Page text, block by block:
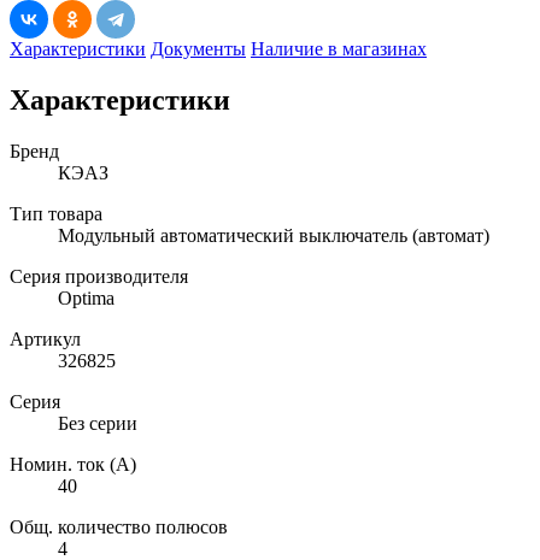
Характеристики Документы Наличие в магазинах
Характеристики
Бренд
КЭАЗ
Тип товара
Модульный автоматический выключатель (автомат)
Серия производителя
Optima
Артикул
326825
Серия
Без серии
Номин. ток (А)
40
Общ. количество полюсов
4